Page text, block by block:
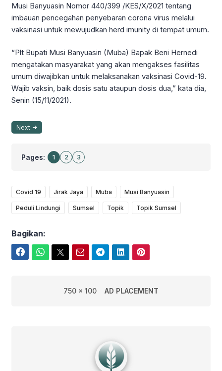
Musi Banyuasin Nomor 440/399 /KES/X/2021 tentang
imbauan pencegahan penyebaran corona virus melalui
vaksinasi untuk mewujudkan herd imunity di tempat umum.
“Plt Bupati Musi Banyuasin (Muba) Bapak Beni Hernedi
mengatakan masyarakat yang akan mengakses fasilitas
umum diwajibkan untuk melaksanakan vaksinasi Covid-19.
Wajib vaksin, baik dosis satu ataupun dosis dua,” kata dia,
Senin (15/11/2021).
Next
Pages: 1 2 3
Covid 19 Jirak Jaya Muba Musi Banyuasin
Peduli Lindungi Sumsel Topik Topik Sumsel
Bagikan:
750 x 100 AD PLACEMENT